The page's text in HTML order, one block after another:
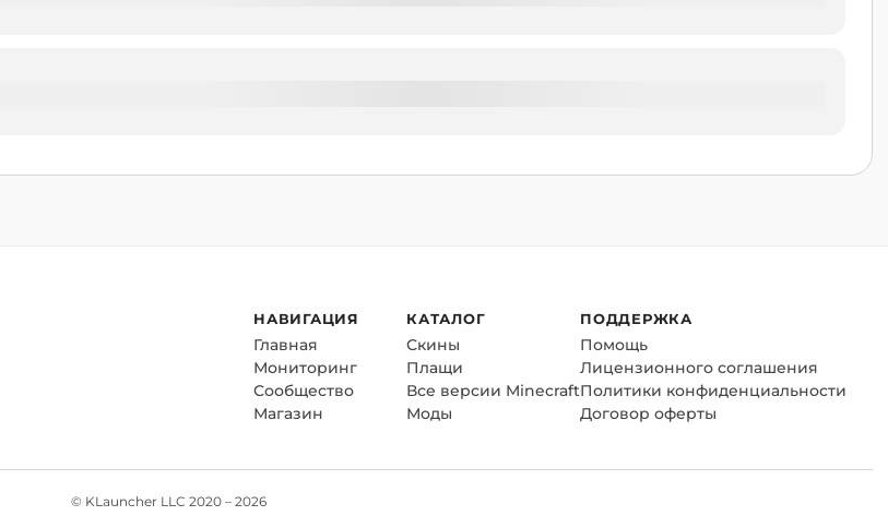
НАВИГАЦИЯ
Главная
Мониторинг
Сообщество
Магазин
КАТАЛОГ
Скины
Плащи
Все версии Minecraft
Моды
ПОДДЕРЖКА
Помощь
Лицензионного соглашения
Политики конфиденциальности
Договор оферты
© KLauncher LLC 2020 – 2026